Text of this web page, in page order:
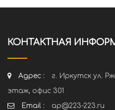
КОНТАКТНАЯ
Адрес :
г. Иркутск ул.
этаж, офис 301
Email :
ap@223-223.ru